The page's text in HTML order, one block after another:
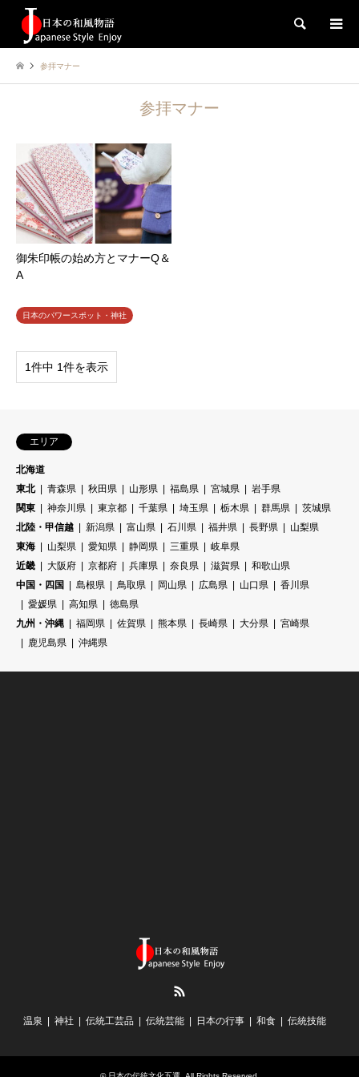
検索
参拝マナー
参拝マナー
御朱印帳の始め方とマナーQ＆
A
日本のパワースポット・神社
1件中 1件を表示
エリア
北海道
東北
青森県 秋田県 山形県 福島県 宮城県
岩手県
関東
神奈川県 東京都 千葉県 埼玉県 栃木県 群馬県
茨城県
北陸・甲信越
新潟県 富山県 石川県 福井県 長野県
山梨県
東海
山梨県 愛知県 静岡県 三重県
岐阜県
近畿
大阪府 京都府 兵庫県 奈良県 滋賀県
和歌山県
中国・四国
島根県 鳥取県 岡山県 広島県 山口県
香川県
愛媛県
高知県
徳島県
九州・沖縄
福岡県 佐賀県 熊本県 長崎県 大分県
宮崎県
鹿児島県
沖縄県
温泉 神社 伝統工芸品 伝統芸能 日本の行事 和食 伝統技能